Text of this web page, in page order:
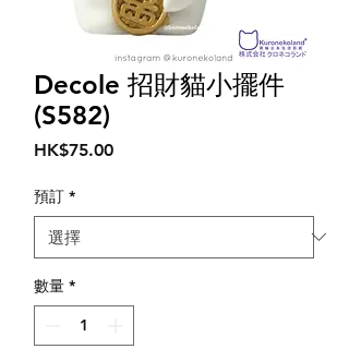
Decole 招財貓小擺件
(S582)
HK$75.00價
預訂 *
數量 *